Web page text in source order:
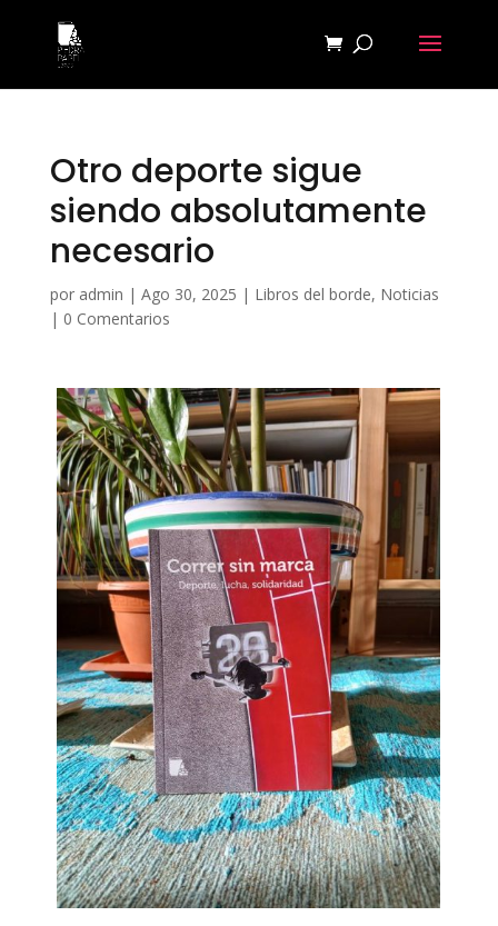
Otro deporte sigue
siendo absolutamente
necesario
por admin | Ago 30, 2025 | Libros del borde, Noticias
| 0 Comentarios